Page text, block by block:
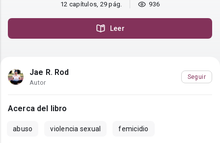
12 capítulos, 29 pág. 936
Leer
Jae R. Rod
Autor
Seguir
Acerca del libro
abuso violencia sexual femicidio